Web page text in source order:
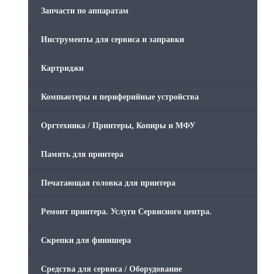
Запчасти по аппаратам
Инструменты для сервиса и заправки
Картриджи
Компьютеры и периферийные устройства
Оргтехника / Принтеры, Копиры и МФУ
Память для принтера
Печатающая головка для принтера
Ремонт принтера. Услуги Сервисного центра.
Скрепки для финишера
Средства для сервиса / Оборудование